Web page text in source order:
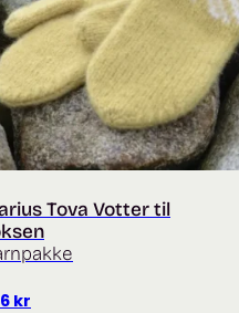
Tova Votter til
kr